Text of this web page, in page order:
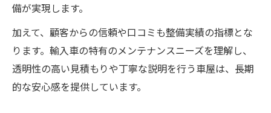
備が実現します。
加えて、顧客からの信頼や口コミも整備実績の指標とな
ります。輸入車の特有のメンテナンスニーズを理解し、
透明性の高い見積もりや丁寧な説明を行う車屋は、長期
的な安心感を提供しています。